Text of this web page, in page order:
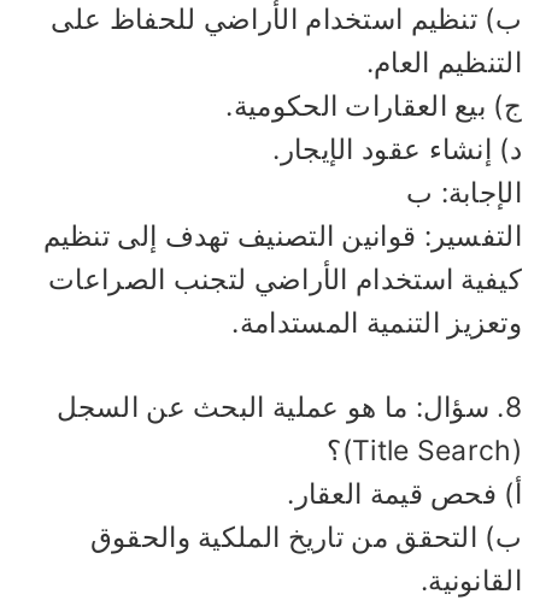
تنظيم استخدام الأراضي للحفاظ على
العام.
بيع العقارات الحكومية.
إنشاء عقود الإيجار.
ب
قوانين التصنيف تهدف إلى تنظيم
استخدام الأراضي لتجنب الصراعات
التنمية المستدامة.
8. سؤال: ما هو عملية البحث عن السجل
فحص قيمة العقار.
التحقق من تاريخ الملكية والحقوق